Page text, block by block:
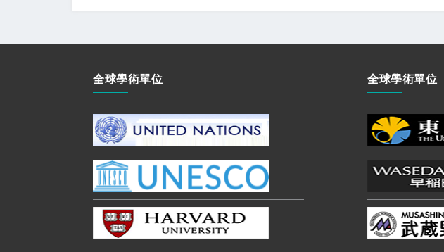
全球學術單位 全球學術單位